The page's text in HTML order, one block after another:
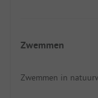
Zwemmen
Zwemmen in